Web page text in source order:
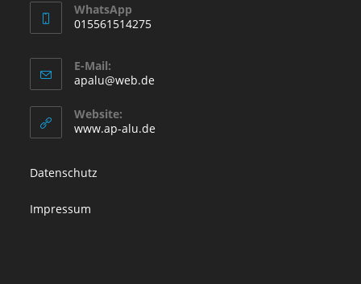
WhatsApp
015561514275
E-Mail:
apalu@web.de
Website:
www.ap-alu.de
Datenschutz
Impressum